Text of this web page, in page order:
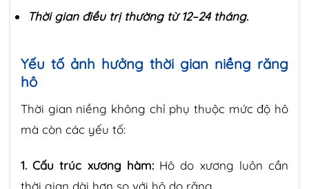
Thời gian điều trị thường từ 12–24 tháng.
Yếu tố ảnh hưởng thời gian niềng răng
hô
Thời gian niềng không chỉ phụ thuộc mức độ hô
mà còn các yếu tố:
1. Cấu trúc xương hàm: Hô do xương luôn cần
thời gian dài hơn so với hô do răng.